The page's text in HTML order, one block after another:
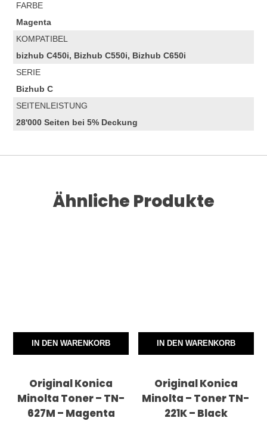
FARBE
Magenta
KOMPATIBEL
bizhub C450i, Bizhub C550i, Bizhub C650i
SERIE
Bizhub C
SEITENLEISTUNG
28'000 Seiten bei 5% Deckung
Ähnliche Produkte
IN DEN WARENKORB
Original Konica
Minolta Toner – TN-
627M – Magenta
IN DEN WARENKORB
Original Konica
Minolta – Toner TN-
221K – Black